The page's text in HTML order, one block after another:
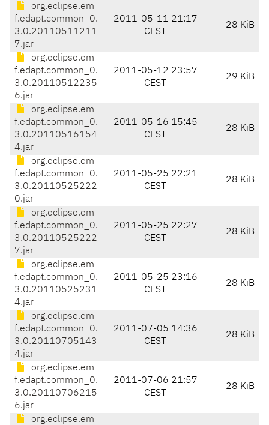
org.eclipse.em
f.edapt.common_0.
3.0.20110511211
7.jar
2011-05-11 21:17
CEST
28 KiB
org.eclipse.em
f.edapt.common_0.
3.0.20110512235
6.jar
2011-05-12 23:57
CEST
29 KiB
org.eclipse.em
f.edapt.common_0.
3.0.20110516154
4.jar
2011-05-16 15:45
CEST
28 KiB
org.eclipse.em
f.edapt.common_0.
3.0.20110525222
0.jar
2011-05-25 22:21
CEST
28 KiB
org.eclipse.em
f.edapt.common_0.
3.0.20110525222
7.jar
2011-05-25 22:27
CEST
28 KiB
org.eclipse.em
f.edapt.common_0.
3.0.20110525231
4.jar
2011-05-25 23:16
CEST
28 KiB
org.eclipse.em
f.edapt.common_0.
3.0.20110705143
4.jar
2011-07-05 14:36
CEST
28 KiB
org.eclipse.em
f.edapt.common_0.
3.0.20110706215
6.jar
2011-07-06 21:57
CEST
28 KiB
org.eclipse.em